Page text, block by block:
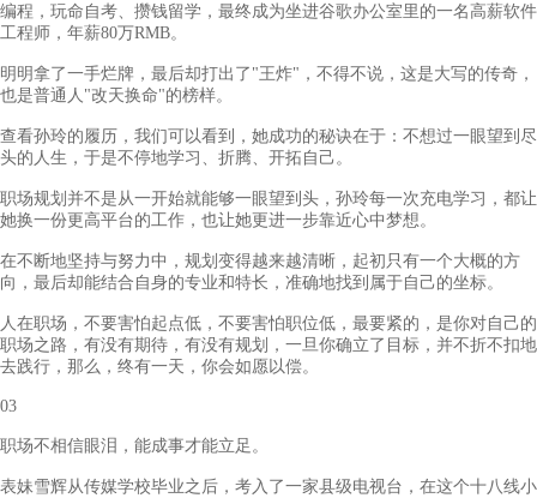
编程，玩命自考、攒钱留学，最终成为坐进谷歌办公室里的一名高薪软件
工程师，年薪80万RMB。
明明拿了一手烂牌，最后却打出了"王炸"，不得不说，这是大写的传奇，
也是普通人"改天换命"的榜样。
查看孙玲的履历，我们可以看到，她成功的秘诀在于：不想过一眼望到尽
头的人生，于是不停地学习、折腾、开拓自己。
职场规划并不是从一开始就能够一眼望到头，孙玲每一次充电学习，都让
她换一份更高平台的工作，也让她更进一步靠近心中梦想。
在不断地坚持与努力中，规划变得越来越清晰，起初只有一个大概的方
向，最后却能结合自身的专业和特长，准确地找到属于自己的坐标。
人在职场，不要害怕起点低，不要害怕职位低，最要紧的，是你对自己的
职场之路，有没有期待，有没有规划，一旦你确立了目标，并不折不扣地
去践行，那么，终有一天，你会如愿以偿。
03
职场不相信眼泪，能成事才能立足。
表妹雪辉从传媒学校毕业之后，考入了一家县级电视台，在这个十八线小